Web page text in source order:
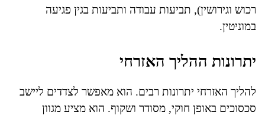
רכוש וגירושין), תביעות עבודה ותביעות בגין פגיעה
במוניטין.
יתרונות ההליך האזרחי
להליך האזרחי יתרונות רבים. הוא מאפשר לצדדים ליישב
סכסוכים באופן חוקי, מסודר ושקוף. הוא מציע מגוון